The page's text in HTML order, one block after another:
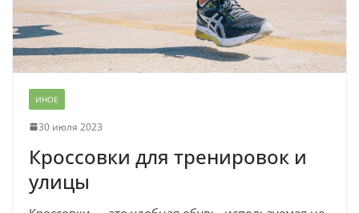
ИНОЕ
30 июля 2023
Кроссовки для тренировок и
улицы